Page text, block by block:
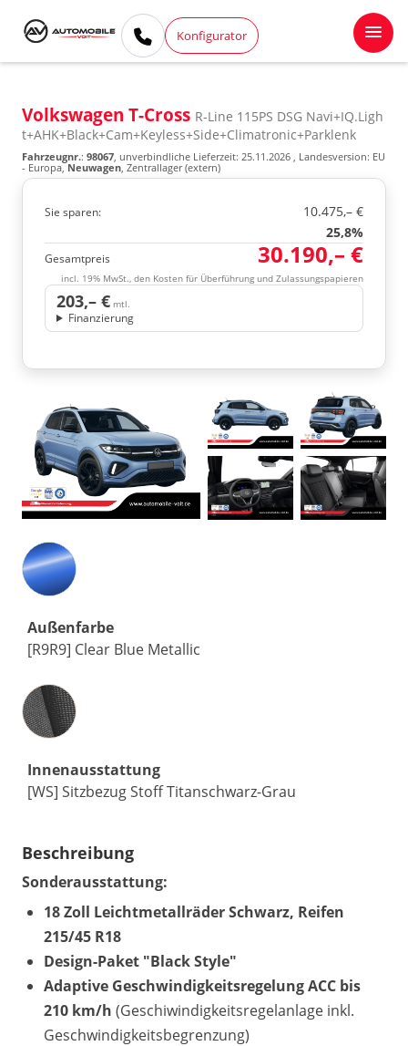
Konfigurator
Volkswagen T-Cross R-Line 115PS DSG Navi+IQ.Ligh
t+AHK+Black+Cam+Keyless+Side+Climatronic+Parklenk
Fahrzeugnr.: 98067, unverbindliche Lieferzeit: 25.11.2026 , Landesversion: EU
- Europa,Neuwagen, Zentrallager (extern)
Sie sparen:
10.475,– €
25,8%
Gesamtpreis 30.190,– €
incl. 19% MwSt., den Kosten für Überführung und Zulassungspapieren
203,– € mtl.
Finanzierung
Außenfarbe
[R9R9] Clear Blue Metallic
Innenausstattung
Innenausstattung
[WS] Sitzbezug Stoff Titanschwarz-Grau
Beschreibung
Sonderausstattung:
18 Zoll Leichtmetallräder Schwarz, Reifen
215/45 R18
Design-Paket "Black Style"
Adaptive Geschwindigkeitsregelung ACC bis
210 km/h (Geschiwindigkeitsregelanlage inkl.
Geschwindigkeitsbegrenzung)